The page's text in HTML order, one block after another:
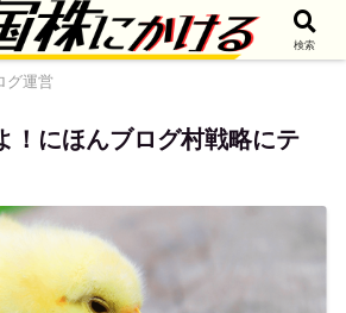
グ運営
！にほんブログ村戦略にテ
検索